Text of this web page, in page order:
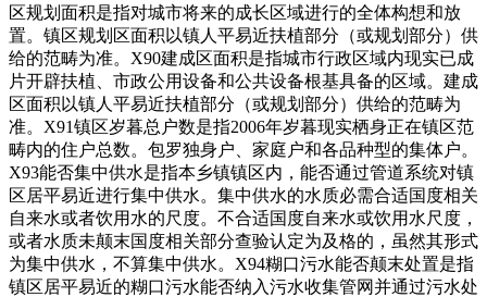
区规划面积是指对城市将来的成长区域进行的全体构想和放
置。镇区规划区面积以镇人平易近扶植部分（或规划部分）供
给的范畴为准。X90建成区面积是指城市行政区域内现实已成
片开辟扶植、市政公用设备和公共设备根基具备的区域。建成
区面积以镇人平易近扶植部分（或规划部分）供给的范畴为
准。X91镇区岁暮总户数是指2006年岁暮现实栖身正在镇区范
畴内的住户总数。包罗独身户、家庭户和各品种型的集体户。
X93能否集中供水是指本乡镇镇区内，能否通过管道系统对镇
区居平易近进行集中供水。集中供水的水质必需合适国度相关
自来水或者饮用水的尺度。不合适国度自来水或饮用水尺度，
或者水质未颠末国度相关部分查验认定为及格的，虽然其形式
为集中供水，不算集中供水。X94糊口污水能否颠末处置是指
镇区居平易近的糊口污水能否纳入污水收集管网并通过污水处